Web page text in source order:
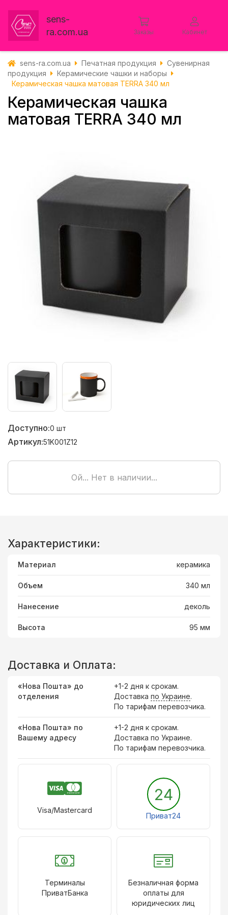
sens-
ra.com.ua
Заказы Кабинет
sens-ra.com.ua Печатная продукция
Сувенирная
продукция
Керамические чашки и наборы
Керамическая чашка матовая TERRA 340 мл
Керамическая чашка
матовая TERRA 340 мл
Доступно:0 шт
Артикул:51K001Z12
Ой... Нет в наличии...
Характеристики:
Материал керамика
Объем 340 мл
Нанесение деколь
Высота 95 мм
Доставка и Оплата:
«Нова Пошта» до
отделения
+1-2 дня к срокам.
Доставка по Украине.
По тарифам перевозчика.
«Нова Пошта» по
Вашему адресу
+1-2 дня к срокам.
Доставка по Украине.
По тарифам перевозчика.
Visa/Mastercard
24
Приват24
Терминалы
ПриватБанка
Безналичная форма
оплаты для
юридических лиц